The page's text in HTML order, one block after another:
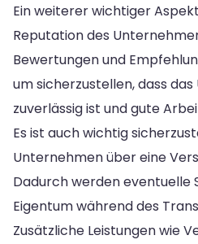
Ein weiterer wichtiger
Reputation des
Bewertungen und
um sicherzustellen, dass
zuverlässig ist und gute
Es ist auch wichtig
Unternehmen über eine
Dadurch werden eventuelle
Eigentum während des
Zusätzliche Leistungen wie